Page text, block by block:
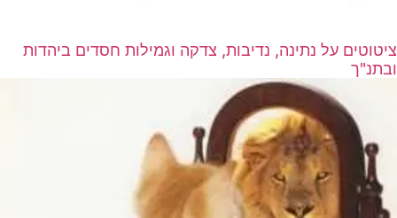
ציטוטים על נתינה, נדיבות, צדקה וגמילות חסדים ביהדות
ובתנ"ך